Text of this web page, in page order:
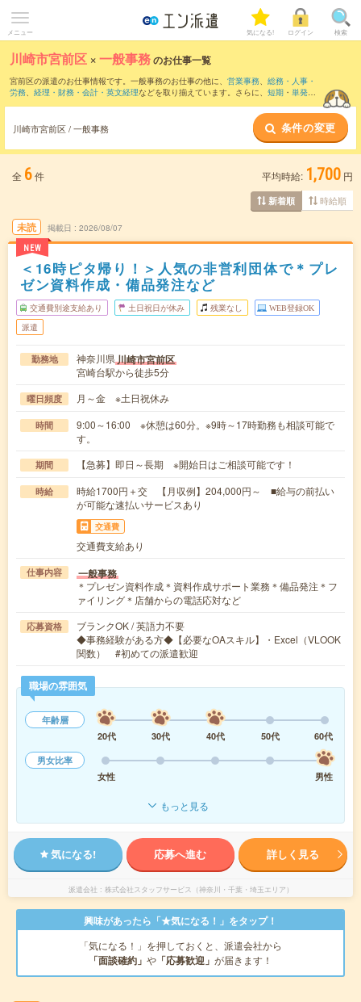
メニュー 気になる! ログイン 検索
川崎市宮前区 ×一般事務のお仕事一覧
宮前区の派遣のお仕事情報です。一般事務のお仕事の他に、 営業事務、 総務・人事・
労務、 経理・財務・会計・英文経理などを取り揃えています。さらに、 短期 ・ 単発な
川崎市宮前区 / 一般事務 条件の変更
全 6件 平均時給: 1,700 円
新着順 時給順
未読
NEW
掲載日 2026/08/07
＜16時ピタ帰り！＞人気の非営利団体で＊プレ
ゼン資料作成・備品発注など
交通費別途支給あり 土日祝日が休み 残業なし WEB登録OK
派遣
勤務地 神奈川県川崎市宮前区
宮崎台駅から徒歩5分
曜日頻度 月～金 ※土日祝休み
時間
9:00～16:00 ※休憩は60分。※9時～17時勤務も相談可能で
す。
期間 【急募】即日～長期 ※開始日はご相談可能です！
時給
時給1700円＋交 【月収例】204,000円～ ■給与の前払い
が可能な速払いサービスあり
交通費
交通費支給あり
仕事内容 一般事務
＊プレゼン資料作成＊資料作成サポート業務＊備品発注＊フ
ァイリング＊店舗からの電話応対など
応募資格
ブランクOK / 英語力不要
◆事務経験がある方◆【必要なOAスキル】・Excel（VLOOK
関数） #初めての派遣歓迎
職場の雰囲気
年齢層
20代
30代 40代 50代
60代
男女比率
女性
男性
もっと見る
気になる! 応募へ進む 詳しく見る
派遣会社 株式会社スタッフサービス（神奈川・千葉・埼玉エリア）
興味があったら「★気になる！」をタップ！
「気になる！」を押しておくと、派遣会社から
「面談確約」 や 「応募歓迎」 が届きます！